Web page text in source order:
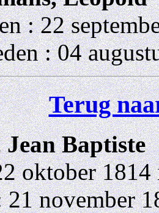
: 22
: 04
Terug
Jean Baptiste
oktober
21 november